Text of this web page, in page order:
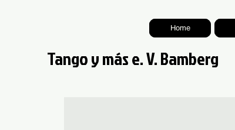
Home
Tango y más e. V. Bamberg